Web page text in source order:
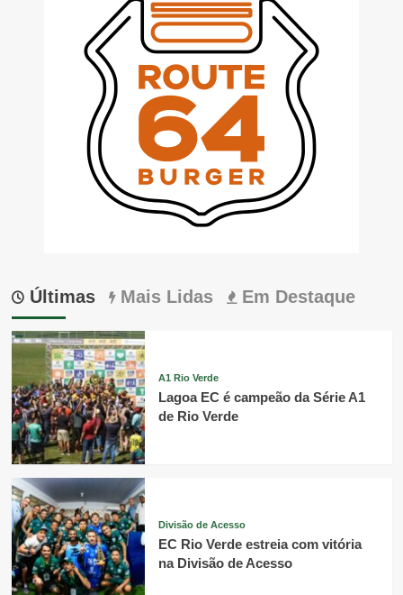
Últimas Mais Lidas Em Destaque
A1 Rio Verde
Lagoa EC é campeão da Série A1
de Rio Verde
Divisão de Acesso
EC Rio Verde estreia com vitória
na Divisão de Acesso